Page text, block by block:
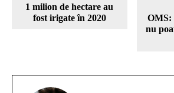
1 milion de hectare au
fost irigate în 2020
OMS:
nu